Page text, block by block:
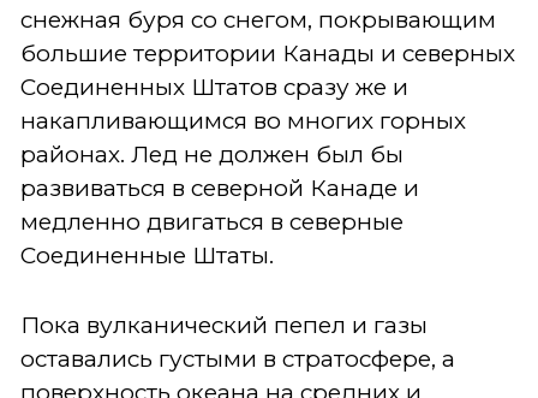
снежная буря со снегом, покрывающим
большие территории Канады и северных
Соединенных Штатов сразу же и
накапливающимся во многих горных
районах. Лед не должен был бы
развиваться в северной Канаде и
медленно двигаться в северные
Соединенные Штаты.
Пока вулканический пепел и газы
оставались густыми в стратосфере, а